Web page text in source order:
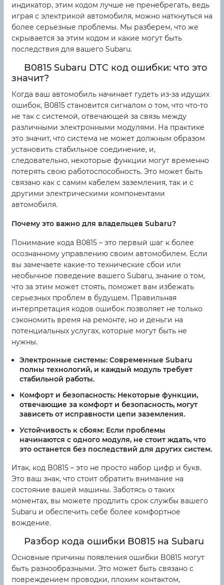
индикатор, этим кодом лучше не пренебрегать, ведь
играя с электрикой автомобиля, можно наткнуться на
более серьезные проблемы. Мы разберем, что же
скрывается за этим кодом и какие могут быть
последствия для вашего Subaru.
B0815 Subaru DTC код ошибки: что это
значит?
Когда ваш автомобиль начинает гудеть из-за идущих
ошибок, B0815 становится сигналом о том, что что-то
не так с системой, отвечающей за связь между
различными электронными модулями. На практике
это значит, что система не может должным образом
установить стабильное соединение, и,
следовательно, некоторые функции могут временно
потерять свою работоспособность. Это может быть
связано как с самим кабелем заземления, так и с
другими электрическими компонентами
автомобиля.
Почему это важно для владельцев Subaru?
Понимание кода B0815 – это первый шаг к более
осознанному управлению своим автомобилем. Если
вы замечаете какие-то технические сбои или
необычное поведение вашего Subaru, знание о том,
что за этим может стоять, поможет вам избежать
серьезных проблем в будущем. Правильная
интерпретация кодов ошибок позволяет не только
сэкономить время на ремонте, но и деньги на
потенциальных услугах, которые могут быть не
нужны.
Электронные системы: Современные Subaru
полны технологий, и каждый модуль требует
стабильной работы.
Комфорт и безопасность: Некоторые функции,
отвечающие за комфорт и безопасность, могут
зависеть от исправности цепи заземления.
Устойчивость к сбоям: Если проблемы
начинаются с одного модуля, не стоит ждать, что
это останется без последствий для других систем.
Итак, код B0815 – это не просто набор цифр и букв.
Это ваш знак, что стоит обратить внимание на
состояние вашей машины. Заботясь о таких
моментах, вы можете продлить срок службы вашего
Subaru и обеспечить себе более комфортное
вождение.
Разбор кода ошибки B0815 на Subaru
Основные причины появления ошибки B0815 могут
быть разнообразными. Это может быть связано с
повреждением проводки, плохим контактом,